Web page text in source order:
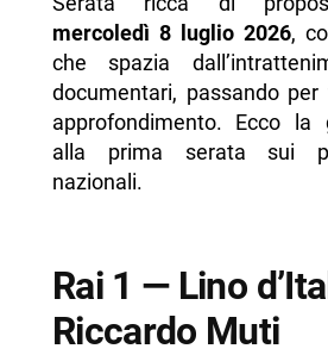
- Italia 1 — White Elephant
- Rete 4 — Zona Bianca
- La7 — House of Trump
- TV8 — Now You See Me
- Nove — Tutte lo vogliono
- Rai 5 — Meno siamo meglio
- Rai Premium — Cuori 3
mercoledì 8 luglio 2026,
che spazia
documentari, passando
approfondimento. Ecco la
alla prima serata sui
nazionali.
Rai 1 — Lino
Riccardo Muti